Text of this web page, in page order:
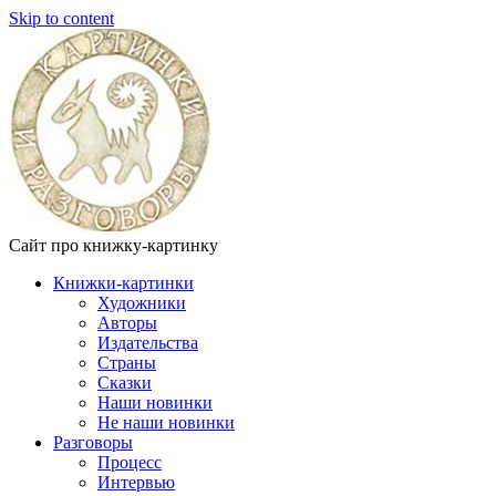
Skip to content
Сайт про книжку-картинку
Книжки-картинки
Художники
Авторы
Издательства
Страны
Сказки
Наши новинки
Не наши новинки
Разговоры
Процесс
Интервью